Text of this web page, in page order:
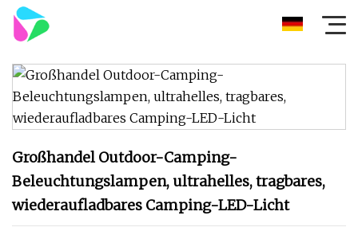
Großhandel Outdoor-Camping-
Beleuchtungslampen, ultrahelles, tragbares,
wiederaufladbares Camping-LED-Licht